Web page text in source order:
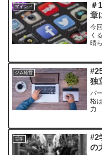
マインド
＃
章
今
く
晴
ジム経営
独
パ
格
力
哲学
#2
の